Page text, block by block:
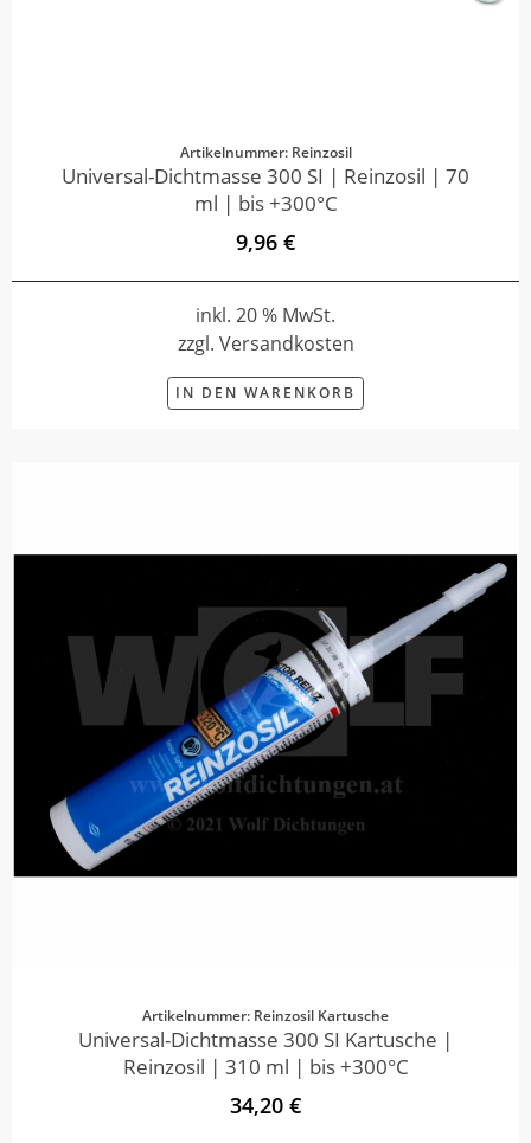
Artikelnummer: Reinzosil
Universal-Dichtmasse 300 SI | Reinzosil | 70
ml | bis +300°C
9,96 €
inkl. 20 % MwSt.
zzgl. Versandkosten
IN DEN WARENKORB
Artikelnummer: Reinzosil Kartusche
Universal-Dichtmasse 300 SI Kartusche |
Reinzosil | 310 ml | bis +300°C
34,20 €